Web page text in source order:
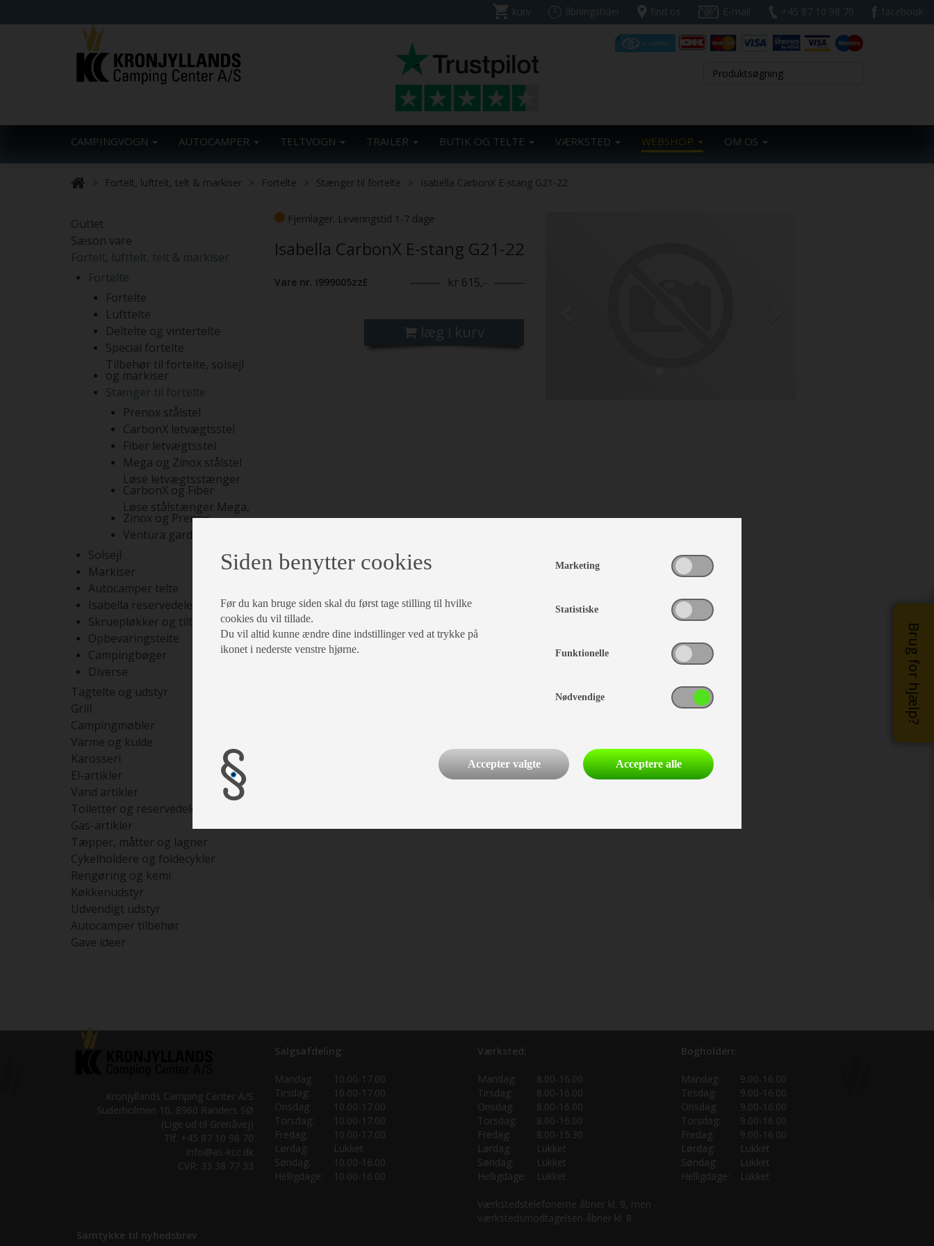
kurv åbningstider find os E-mail +45 87 10 98 70 facebook
CAMPINGVOGN AUTOCAMPER TELTVOGN TRAILER BUTIK OG TELTE VÆRKSTED WEBSHOP OM OS
Brug for hjælp?
Fortelt, lufttelt, telt & markiser Fortelte Stænger til fortelte Isabella CarbonX E-stang G21-22
Outlet
Sæson vare
Fortelt, lufttelt, telt & markiser
Fortelte
Fortelte
Lufttelte
Deltelte og vintertelte
Special fortelte
Tilbehør til fortelte, solsejl
og markiser
Stænger til fortelte
Prenox stålstel
CarbonX letvægtsstel
Fiber letvægtsstel
Mega og Zinox stålstel
Løse letvægtsstænger
CarbonX og Fiber
Løse stålstænger Mega,
Zinox og Prenox
Ventura gardinstænger
Solsejl
Markiser
Autocamper telte
Isabella reservedele
Skruepløkker og tilbehør
Opbevaringstelte
Campingbøger
Diverse
Tagtelte og udstyr
Grill
Campingmøbler
Varme og kulde
Karosseri
El-artikler
Vand artikler
Toiletter og reservedele
Gas-artikler
Tæpper, måtter og lagner
Cykelholdere og foldecykler
Rengøring og kemi
Køkkenudstyr
Udvendigt udstyr
Autocamper tilbehør
Gave ideer
Fjernlager. Leveringstid 1-7 dage
Isabella CarbonX E-stang G21-22
Vare nr. I999005zzE kr 615,-
læg i kurv
Kronjyllands Camping Center A/S
Suderholmen 10, 8960 Randers SØ
(Lige ud til Grenåvej)
Tlf. +45 87 10 98 70
Info@as-kcc.dk
CVR: 33 38 77 33
Samtykke til nyhedsbrev
Salgsafdeling:
Mandag:
10.00-17.00
Tirsdag:
10.00-17.00
Onsdag:
10.00-17.00
Torsdag:
10.00-17.00
Fredag:
10.00-17.00
Lørdag:
Lukket
Søndag:
10.00-16.00
Helligdage:
10.00-16.00
Værksted:
Mandag:
8.00-16.00
Tirsdag:
8.00-16.00
Onsdag:
8.00-16.00
Torsdag:
8.00-16.00
Fredag:
8.00-15.30
Lørdag:
Lukket
Søndag:
Lukket
Helligdage:
Lukket
Værkstedstelefonerne åbner kl. 9, men
værkstedsmodtagelsen åbner kl. 8.
Bogholderi:
Mandag:
9.00-16.00
Tirsdag:
9.00-16.00
Onsdag:
9.00-16.00
Torsdag:
9.00-16.00
Fredag:
9.00-16.00
Lørdag:
Lukket
Søndag:
Lukket
Helligdage:
Lukket
Siden benytter cookies
Før du kan bruge siden skal du først tage stilling til hvilke
cookies du vil tillade.
Du vil altid kunne ændre dine indstillinger ved at trykke på
ikonet i nederste venstre hjørne.
Marketing
Statistiske
Funktionelle
Nødvendige
Accepter valgte Acceptere alle